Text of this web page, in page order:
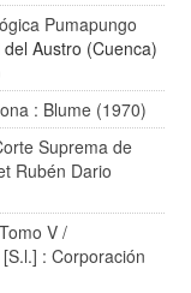
Pumapungo
Austro (Cuenca)
: Blume (1970)
Suprema de
Rubén Dario
V /
: Corporación